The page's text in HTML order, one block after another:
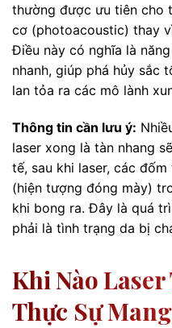
thường được ưu tiên cho
cơ (photoacoustic) thay
Điều này có nghĩa là
nhanh, giúp phá hủy sắc
lan tỏa ra các mô lành
Thông tin cần lưu ý:
laser xong là tàn nhang
tế, sau khi laser, các
(hiện tượng đóng mày)
khi bong ra. Đây là quá
phải là tình trạng da bị
Khi Nào
Thực Sự